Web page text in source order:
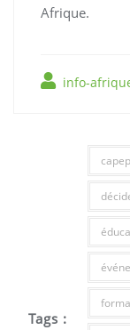
Afrique.
info-
Tags :